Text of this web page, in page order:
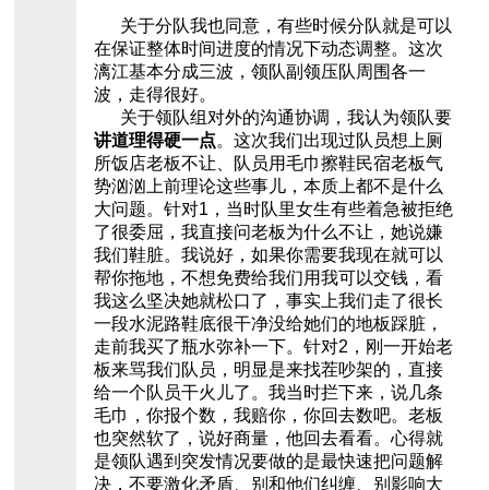
关于分队我也同意，有些时候分队就是可以
在保证整体时间进度的情况下动态调整。这次
漓江基本分成三波，领队副领压队周围各一
波，走得很好。
关于领队组对外的沟通协调，我认为领队要
讲道理得硬一点。这次我们出现过队员想上厕
所饭店老板不让、队员用毛巾擦鞋民宿老板气
势汹汹上前理论这些事儿，本质上都不是什么
大问题。针对1，当时队里女生有些着急被拒绝
了很委屈，我直接问老板为什么不让，她说嫌
我们鞋脏。我说好，如果你需要我现在就可以
帮你拖地，不想免费给我们用我可以交钱，看
我这么坚决她就松口了，事实上我们走了很长
一段水泥路鞋底很干净没给她们的地板踩脏，
走前我买了瓶水弥补一下。针对2，刚一开始老
板来骂我们队员，明显是来找茬吵架的，直接
给一个队员干火儿了。我当时拦下来，说几条
毛巾，你报个数，我赔你，你回去数吧。老板
也突然软了，说好商量，他回去看看。心得就
是领队遇到突发情况要做的是最快速把问题解
决，不要激化矛盾、别和他们纠缠、别影响大